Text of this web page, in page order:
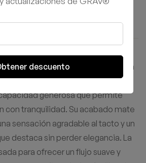
buscan una experiencia cómoda
esta pieza combina un formato
generosa que permite
con tranquilidad. Su acabado mate
sensación agradable al tacto y un
destaca sin perder elegancia. La
para ofrecer un flujo suave y
descuento